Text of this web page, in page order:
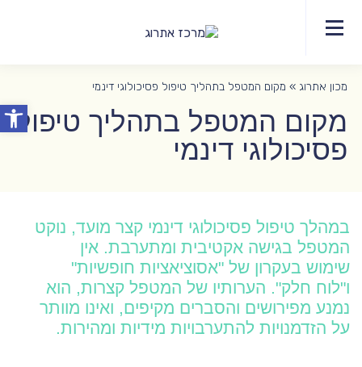
פתח
אודות
תחומי
הטיפול מקצועי
מכון אתרוג » מקום המטפל בתהליך טיפול פסיכולוגי דינמי
מקום המטפל בתהליך טיפול
פסיכולוגי דינמי
במהלך טיפול פסיכולוגי דינמי קצר מועד, נוקט
המטפל בגישה אקטיבית ומתערבת. אין
שימוש בעקרון של "אסוציאציות חופשיות"
ו"לוח חלק". הערותיו של המטפל קצרות, הוא
נמנע מפירושים והסברים מקיפים, ואינו מוותר
על הזדמנויות להתערבויות מידיות ומהירות.